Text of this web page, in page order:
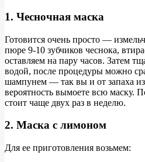
1. Чесночная маска
Готовится очень просто —
пюре 9-10 зубчиков чеснока,
оставляем на пару часов. Затем
водой, после процедуры можно
шампунем — так вы и от запаха
вероятность вымоете всю маску.
стоит чаще двух раз в неделю.
2. Маска с лимоном
Для ее приготовления возьмем: